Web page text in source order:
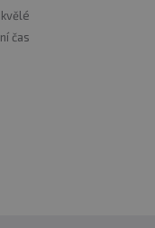
čas